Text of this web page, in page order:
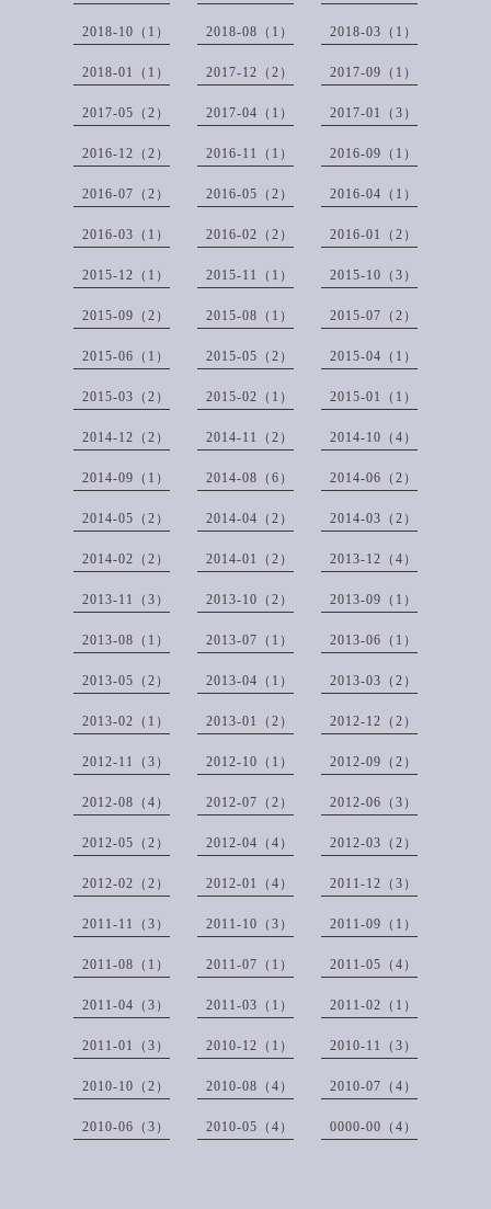
2018-10（1） 2018-08（1） 2018-03（1）
2018-01（1） 2017-12（2） 2017-09（1）
2017-05（2） 2017-04（1） 2017-01（3）
2016-12（2） 2016-11（1） 2016-09（1）
2016-07（2） 2016-05（2） 2016-04（1）
2016-03（1） 2016-02（2） 2016-01（2）
2015-12（1） 2015-11（1） 2015-10（3）
2015-09（2） 2015-08（1） 2015-07（2）
2015-06（1） 2015-05（2） 2015-04（1）
2015-03（2） 2015-02（1） 2015-01（1）
2014-12（2） 2014-11（2） 2014-10（4）
2014-09（1） 2014-08（6） 2014-06（2）
2014-05（2） 2014-04（2） 2014-03（2）
2014-02（2） 2014-01（2） 2013-12（4）
2013-11（3） 2013-10（2） 2013-09（1）
2013-08（1） 2013-07（1） 2013-06（1）
2013-05（2） 2013-04（1） 2013-03（2）
2013-02（1） 2013-01（2） 2012-12（2）
2012-11（3） 2012-10（1） 2012-09（2）
2012-08（4） 2012-07（2） 2012-06（3）
2012-05（2） 2012-04（4） 2012-03（2）
2012-02（2） 2012-01（4） 2011-12（3）
2011-11（3） 2011-10（3） 2011-09（1）
2011-08（1） 2011-07（1） 2011-05（4）
2011-04（3） 2011-03（1） 2011-02（1）
2011-01（3） 2010-12（1） 2010-11（3）
2010-10（2） 2010-08（4） 2010-07（4）
2010-06（3） 2010-05（4） 0000-00（4）